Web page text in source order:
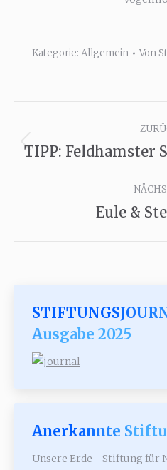
Kategorie: Allgemein Von
TIPP: Feldhamster
Eule &
Ausgabe 2025
Anerkannte
Unsere Erde - Stiftung für